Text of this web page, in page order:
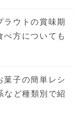
ラウトの賞味期
べ方についても
菓子の簡単レシ
など種類別で紹